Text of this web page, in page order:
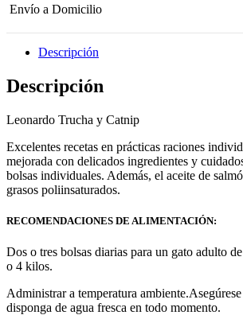
Envío a Domicilio
Descripción
Descripción
Leonardo Trucha y Catnip
Excelentes recetas en prácticas raciones
mejorada con delicados ingredientes y
bolsas individuales. Además, el aceite de
grasos poliinsaturados.
RECOMENDACIONES DE ALIMENTACIÓN:
Dos o tres bolsas diarias para un gato adulto
o 4 kilos.
Administrar a temperatura
disponga de agua fresca en todo momento.